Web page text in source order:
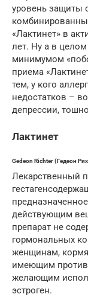
уровень защиты
«Лактинет» в
лет. Ну а в
минимумом
приема
тем, у кого
недостатков –
депрессии,
Лактинет
Gedeon Richter (Гедеон
Лекарственный
действующим
препарат не
гормональных
женщинам,
имеющим
желающим
эстроген.